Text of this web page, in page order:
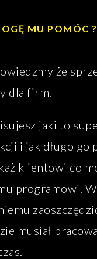
MU POMÓC ?
że
dla firm.
jaki to
i jak długo go
klientowi co
programowi.
musiał